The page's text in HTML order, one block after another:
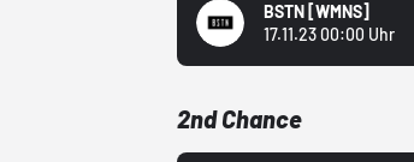
BSTN [WMNS]
17.11.23 00:00 Uhr
2nd Chance